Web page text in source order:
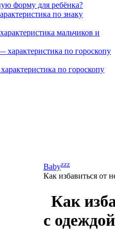
форму для ребёнка?
по знаку
мальчиков и
по гороскопу
по гороскопу
Babyzzz
Как избавиться от
Как
с одеждой